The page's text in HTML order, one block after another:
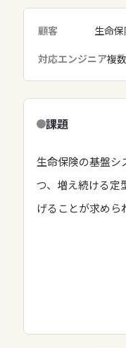
顧客 生命
対応エンジニア複
課題
生命保険の基盤シ
つ、増え続ける定
げることが求めら